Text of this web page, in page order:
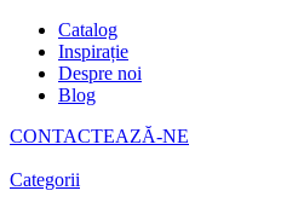
Catalog
Inspirație
Despre noi
Blog
CONTACTEAZĂ-NE
Categorii